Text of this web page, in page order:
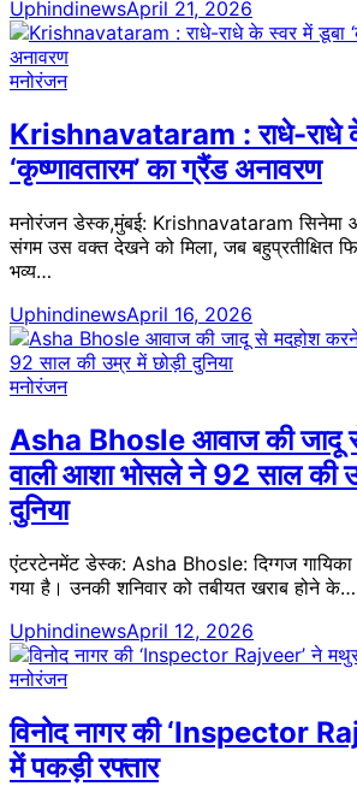
UphindinewsApril 21, 2026
मनोरंजन
Krishnavataram : राधे-राधे
‘कृष्णावतारम’ का ग्रैंड अनावरण
मनोरंजन डेस्क,मुंबई: Krishnavataram सिनेमा
संगम उस वक्त देखने को मिला, जब बहुप्रतीक्षित
भव्य…
UphindinewsApril 16, 2026
मनोरंजन
Asha Bhosle आवाज की जादू
वाली आशा भोसले ने 92 साल की
दुनिया
एंटरटेनमेंट डेस्क: Asha Bhosle: दिग्गज
गया है। उनकी शनिवार को तबीयत खराब होने के…
UphindinewsApril 12, 2026
मनोरंजन
विनोद नागर की ‘Inspector
में पकड़ी रफ्तार